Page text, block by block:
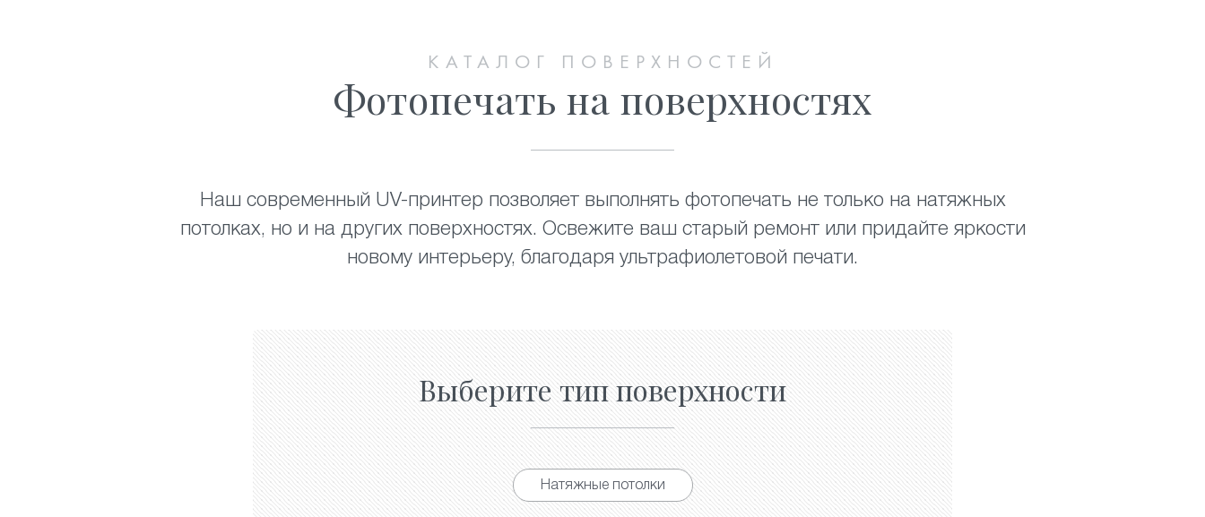
КАТАЛОГ ПОВЕРХНОСТЕЙ
Фотопечать на поверхностях
Наш современный UV-принтер позволяет выполнять фотопечать не только на натяжных
потолках, но и на других поверхностях. Освежите ваш старый ремонт или придайте яркости
новому интерьеру, благодаря ультрафиолетовой печати.
Выберите тип поверхности
Натяжные потолки